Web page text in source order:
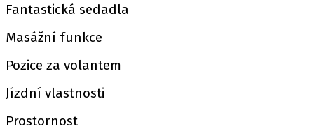
Fantastická sedadla
Masážní funkce
Pozice za volantem
Jízdní vlastnosti
Prostornost